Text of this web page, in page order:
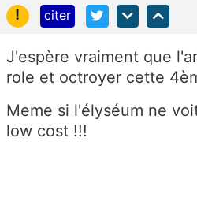
!
citer
J'espère vraiment que
role et octroyer cette
Meme si l'élyséum ne
low cost !!!